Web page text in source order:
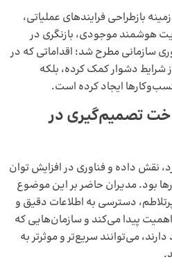
بازطراحی فرایندهای عملیاتی،
هوشمند موجودی، بازنگری در
سازمانی مطرح شد؛ اقداماتی که در
شرایط دشوار کمک کرده، بلکه
ایجاد کرده است.
تصمیم‌گیری در
نقش داده و فناوری در افزایش توان
بود. مدیران حاضر بر این موضوع
دسترسی به اطلاعات دقیق و
پیدا می‌کند و سازمان‌هایی که
می‌توانند سریع‌تر و موثرتر به